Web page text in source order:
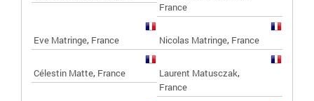
France
Eve Matringe, France Nicolas Matringe, France
Célestin Matte, France Laurent Matusczak,
France